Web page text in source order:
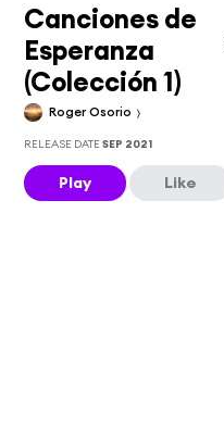
Canciones de
Esperanza
(Colección 1)
Roger Osorio
RELEASE DATESEP 2021
Play Like